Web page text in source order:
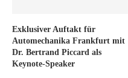
Exklusiver Auftakt für
Automechanika Frankfurt mit
Dr. Bertrand Piccard als
Keynote-Speaker